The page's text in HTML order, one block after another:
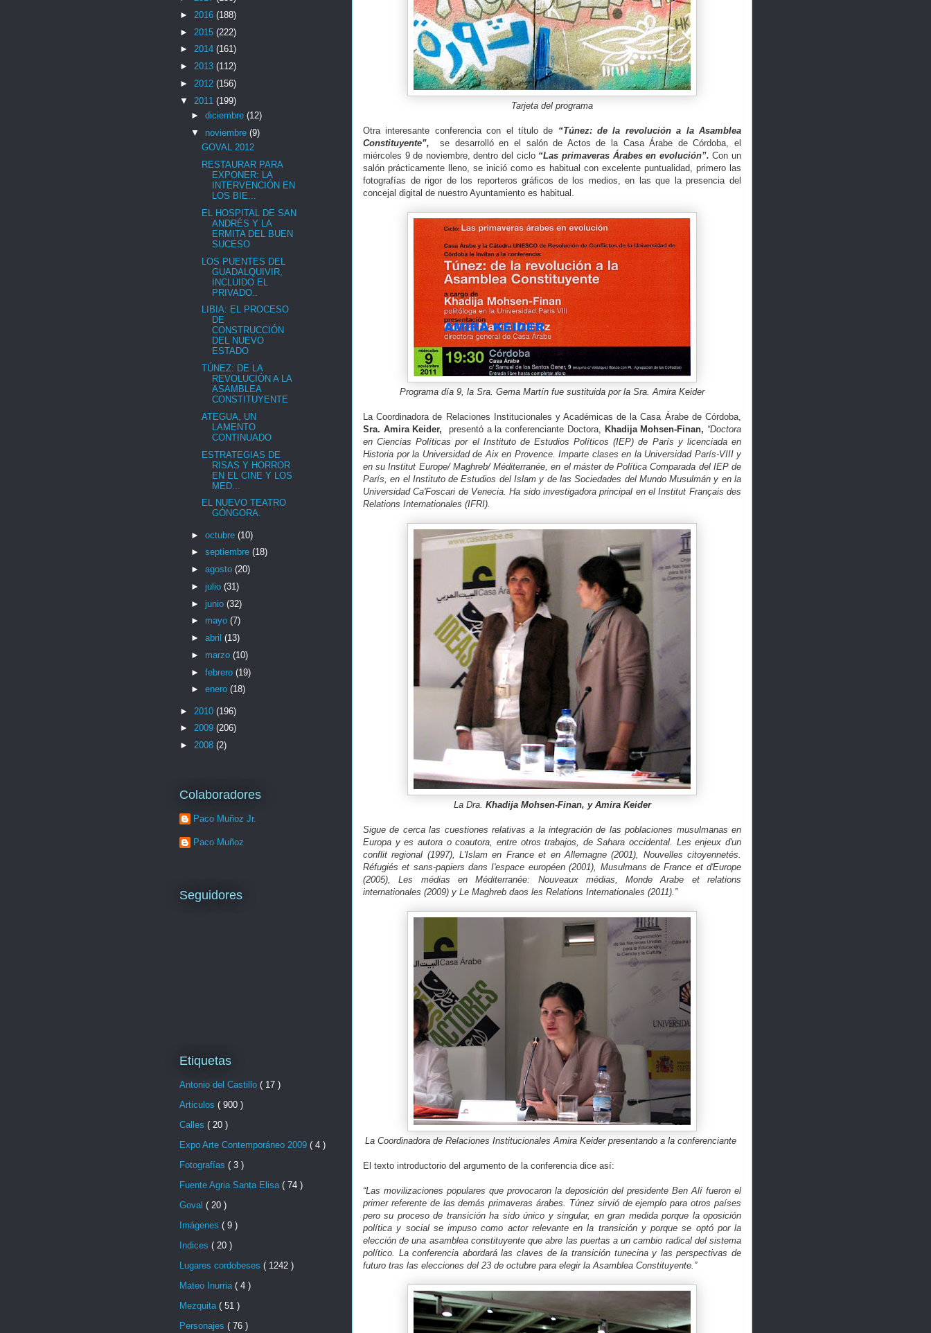
Tarjeta del programa
Otra interesante conferencia con el título de “Túnez: de la revolución a la Asamblea
Constituyente”, se desarrolló en el salón de Actos de la Casa Árabe de Córdoba, el
miércoles 9 de noviembre, dentro del ciclo “Las primaveras Árabes en evolución”.Con un
salón prácticamente lleno, se inició como es habitual con excelente puntualidad, primero las
fotografías de rigor de los reporteros gráficos de los medios, en las que la presencia del
concejal digital de nuestro Ayuntamiento es habitual.
Programa día 9, la Sra. Gema Martín fue sustituida por la Sra. Amira Keider
La Coordinadora de Relaciones Institucionales y Académicas de la Casa Árabe de Córdoba,
Sra. Amira Keider, presentó a la conferenciante Doctora, Khadija Mohsen-Finan, “Doctora
en Ciencias Políticas por el Instituto de Estudios Políticos (IEP) de París y licenciada en
Historia por la Universidad de Aix en Provence. Imparte clases en la Universidad París-VIII y
en su Institut Europe/ Maghreb/ Méditerranée, en el máster de Política Comparada del IEP de
París, en el Instituto de Estudios del Islam y de las Sociedades del Mundo Musulmán y en la
Universidad Ca'Foscari de Venecia. Ha sido investigadora principal en el Institut Français des
Relations Internationales (IFRI).
La Dra. Khadija Mohsen-Finan, y Amira Keider
Sigue de cerca las cuestiones relativas a la integración de las poblaciones musulmanas en
Europa y es autora o coautora, entre otros trabajos, de Sahara occidental. Les enjeux d'un
conflit regional (1997), L'Islam en France et en Allemagne (2001), Nouvelles citoyennetés.
Réfugiés et sans-papiers dans I'espace européen (2001), Musulmans de France et d'Europe
(2005), Les médias en Méditerranée: Nouveaux médias, Monde Arabe et relations
internationales (2009) y Le Maghreb daos les Relations Internationales (2011).”
La Coordinadora de Relaciones Institucionales Amira Keider presentando a la conferenciante
El texto introductorio del argumento de la conferencia dice así:
“Las movilizaciones populares que provocaron la deposición del presidente Ben Alí fueron el
primer referente de las demás primaveras árabes. Túnez sirvió de ejemplo para otros países
pero su proceso de transición ha sido único y singular, en gran medida porque la oposición
política y social se impuso como actor relevante en la transición y porque se optó por la
elección de una asamblea constituyente que abre las puertas a un cambio radical del sistema
político. La conferencia abordará las claves de la transición tunecina y las perspectivas de
futuro tras las elecciones del 23 de octubre para elegir la Asamblea Constituyente.”
► 2016 (188)
► 2015 (222)
► 2014 (161)
► 2013 (112)
► 2012 (156)
▼ 2011 (199)
► diciembre (12)
▼ noviembre (9)
GOVAL 2012
RESTAURAR PARA
EXPONER: LA
INTERVENCIÓN EN
LOS BIE...
EL HOSPITAL DE SAN
ANDRÉS Y LA
ERMITA DEL BUEN
SUCESO
LOS PUENTES DEL
GUADALQUIVIR,
INCLUIDO EL
PRIVADO..
LIBIA: EL PROCESO
DE
CONSTRUCCIÓN
DEL NUEVO
ESTADO
TÚNEZ: DE LA
REVOLUCIÓN A LA
ASAMBLEA
CONSTITUYENTE
ATEGUA, UN
LAMENTO
CONTINUADO
ESTRATEGIAS DE
RISAS Y HORROR
EN EL CINE Y LOS
MED...
EL NUEVO TEATRO
GÓNGORA.
► octubre (10)
► septiembre (18)
► agosto (20)
► julio (31)
► junio (32)
► mayo (7)
► abril (13)
► marzo (10)
► febrero (19)
► enero (18)
► 2010 (196)
► 2009 (206)
► 2008 (2)
Colaboradores
Paco Muñoz Jr.
Paco Muñoz
Seguidores
Etiquetas
Antonio del Castillo ( 17 )
Articulos ( 900 )
Calles ( 20 )
Expo Arte Contemporáneo 2009 ( 4 )
Fotografías ( 3 )
Fuente Agria Santa Elisa ( 74 )
Goval ( 20 )
Imágenes ( 9 )
Indices ( 20 )
Lugares cordobeses ( 1242 )
Mateo Inurria ( 4 )
Mezquita ( 51 )
Personajes ( 76 )